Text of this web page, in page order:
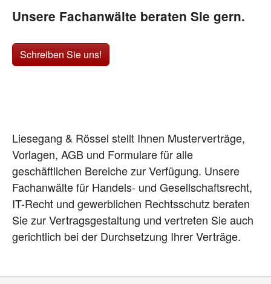
Unsere Fachanwälte beraten Sie gern.
Schreiben Sie uns!
Liesegang & Rössel stellt Ihnen Musterverträge,
Vorlagen, AGB und Formulare für alle
geschäftlichen Bereiche zur Verfügung. Unsere
Fachanwälte für Handels- und Gesellschaftsrecht,
IT-Recht und gewerblichen Rechtsschutz beraten
Sie zur Vertragsgestaltung und vertreten Sie auch
gerichtlich bei der Durchsetzung Ihrer Verträge.